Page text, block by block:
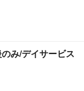
み/デイサービス